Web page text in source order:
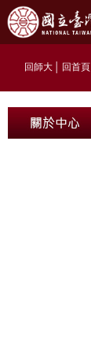
回師大 回首頁